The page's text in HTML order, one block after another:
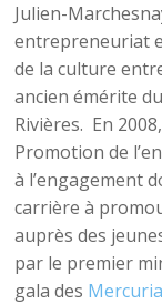
Julien-
entrepreneuriat
de la culture
ancien émérite
Rivières. En
Promotion de
à l’engagement
carrière à
auprès des
par le premier
gala des